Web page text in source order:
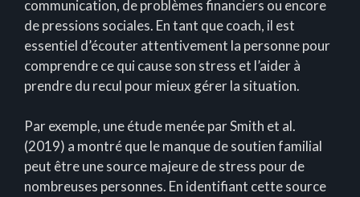
communication, de problèmes financiers ou encore
de pressions sociales. En tant que coach, il est
essentiel d’écouter attentivement la personne pour
comprendre ce qui cause son stress et l’aider à
prendre du recul pour mieux gérer la situation.
Par exemple, une étude menée par Smith et al.
(2019) a montré que le manque de soutien familial
peut être une source majeure de stress pour de
nombreuses personnes. En identifiant cette source